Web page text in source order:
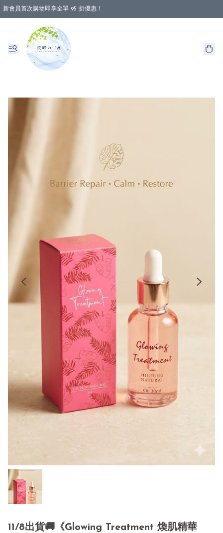
新會員首次購物即享全單 95 折優惠！
消費即享全單 88 折優惠！
11/8出貨🚚《Glowing Treatment 煥肌精華